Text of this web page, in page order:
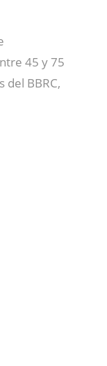
45 y 75
BBRC,